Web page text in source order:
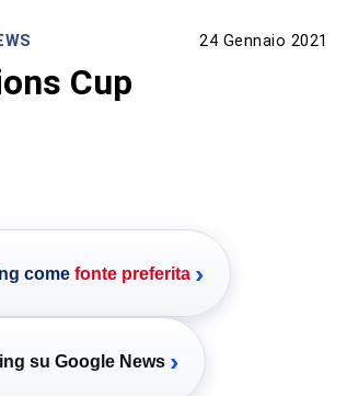
24 Gennaio 2021
Cup
come fonte preferita ›
su Google News ›